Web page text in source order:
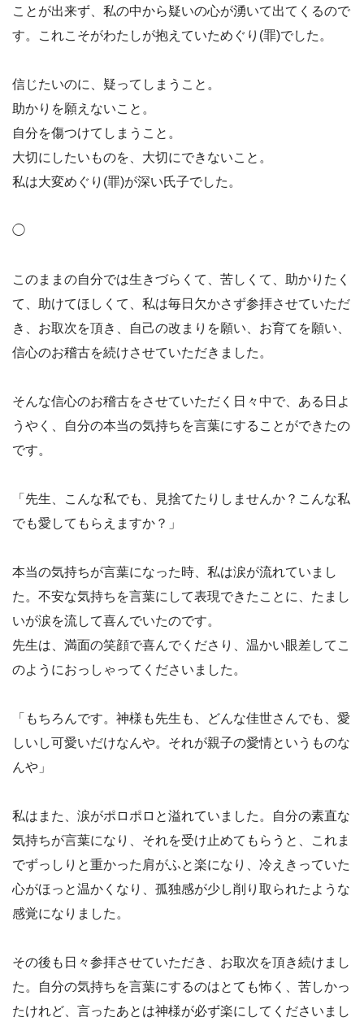
ことが出来ず、私の中から疑いの心が湧いて出てくるので
す。これこそがわたしが抱えていためぐり(罪)でした。
信じたいのに、疑ってしまうこと。
助かりを願えないこと。
自分を傷つけてしまうこと。
大切にしたいものを、大切にできないこと。
私は大変めぐり(罪)が深い氏子でした。
◯
このままの自分では生きづらくて、苦しくて、助かりたく
て、助けてほしくて、私は毎日欠かさず参拝させていただ
き、お取次を頂き、自己の改まりを願い、お育てを願い、
信心のお稽古を続けさせていただきました。
そんな信心のお稽古をさせていただく日々中で、ある日よ
うやく、自分の本当の気持ちを言葉にすることができたの
です。
「先生、こんな私でも、見捨てたりしませんか？こんな私
でも愛してもらえますか？」
本当の気持ちが言葉になった時、私は涙が流れていまし
た。不安な気持ちを言葉にして表現できたことに、たまし
いが涙を流して喜んでいたのです。
先生は、満面の笑顔で喜んでくださり、温かい眼差してこ
のようにおっしゃってくださいました。
「もちろんです。神様も先生も、どんな佳世さんでも、愛
しいし可愛いだけなんや。それが親子の愛情というものな
んや」
私はまた、涙がポロポロと溢れていました。自分の素直な
気持ちが言葉になり、それを受け止めてもらうと、これま
でずっしりと重かった肩がふと楽になり、冷えきっていた
心がほっと温かくなり、孤独感が少し削り取られたような
感覚になりました。
その後も日々参拝させていただき、お取次を頂き続けまし
た。自分の気持ちを言葉にするのはとても怖く、苦しかっ
たけれど、言ったあとは神様が必ず楽にしてくださいまし